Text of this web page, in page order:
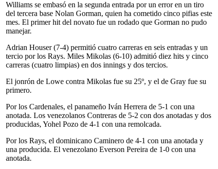
Williams se embasó en la segunda entrada por un error en un tiro
del tercera base Nolan Gorman, quien ha cometido cinco pifias este
mes. El primer hit del novato fue un rodado que Gorman no pudo
manejar.
Adrian Houser (7-4) permitió cuatro carreras en seis entradas y un
tercio por los Rays. Miles Mikolas (6-10) admitió diez hits y cinco
carreras (cuatro limpias) en dos innings y dos tercios.
El jonrón de Lowe contra Mikolas fue su 25º, y el de Gray fue su
primero.
Por los Cardenales, el panameño Iván Herrera de 5-1 con una
anotada. Los venezolanos Contreras de 5-2 con dos anotadas y dos
producidas, Yohel Pozo de 4-1 con una remolcada.
Por los Rays, el dominicano Caminero de 4-1 con una anotada y
una producida. El venezolano Everson Pereira de 1-0 con una
anotada.